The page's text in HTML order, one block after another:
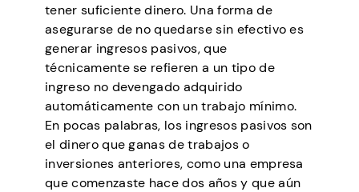
tener suficiente dinero. Una forma de
asegurarse de no quedarse sin efectivo es
generar ingresos pasivos, que
técnicamente se refieren a un tipo de
ingreso no devengado adquirido
automáticamente con un trabajo mínimo.
En pocas palabras, los ingresos pasivos son
el dinero que ganas de trabajos o
inversiones anteriores, como una empresa
que comenzaste hace dos años y que aún